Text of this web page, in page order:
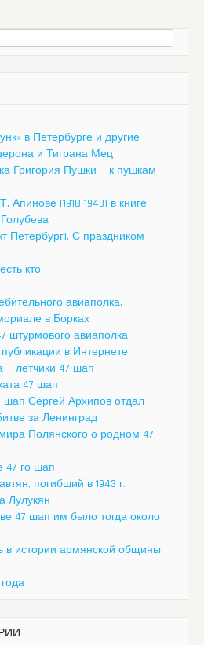
в Петербурге и другие
и Тиграна Мец
Григория Пушки — к пушкам
(1918-1943) в книге
Петербург). С праздником
кто
авиаполка,
в Борках
штурмового авиаполка
в Интернете
— летчики 47 шап
47 шап
шап Сергей Архипов отдал
за Ленинград
Полянского о родном 47
47-го шап
погибший в 1943 г.
Лулукян
47 шап им было тогда около
в истории армянской общины